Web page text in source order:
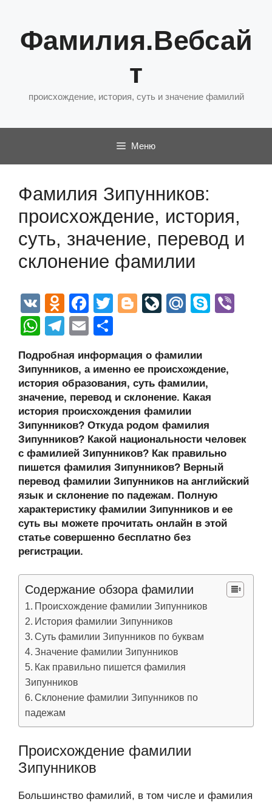
содержимому
Фамилия.Вебсай
т
происхождение, история, суть и значение фамилий
Меню
Фамилия Зипунников:
происхождение, история,
суть, значение, перевод и
склонение фамилии
V
K
O
d
n
o
kl
a
ss
ni
ki
F
a
c
e
b
o
o
k
T
er
Bl
g
er
Li
J
o
ur
n
al
M
u
S
e
W
at
s
A
p
p
T
e
gr
a
m
E
ail р
а
в
и
ть
Подробная информация о фамилии
Зипунников, а именно ее происхождение,
история образования, суть фамилии,
значение, перевод и склонение. Какая
история происхождения фамилии
Зипунников? Откуда родом фамилия
Зипунников? Какой национальности человек
с фамилией Зипунников? Как правильно
пишется фамилия Зипунников? Верный
перевод фамилии Зипунников на английский
язык и склонение по падежам. Полную
характеристику фамилии Зипунников и ее
суть вы можете прочитать онлайн в этой
статье совершенно бесплатно без
регистрации.
Содержание обзора фамилии
Происхождение фамилии Зипунников
История фамилии Зипунников
Суть фамилии Зипунников по буквам
Значение фамилии Зипунников
Как правильно пишется фамилия
Зипунников
Склонение фамилии Зипунников по
падежам
Происхождение фамилии
Зипунников
Большинство фамилий, в том числе и фамилия